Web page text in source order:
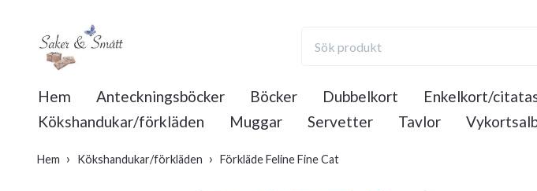
Hem Anteckningsböcker Böcker Dubbelkort Enkelkort/
Kökshandukar/förkläden
Muggar Servetter Tavlor
Hem Kökshandukar/förkläden Förkläde Feline Fine Cat